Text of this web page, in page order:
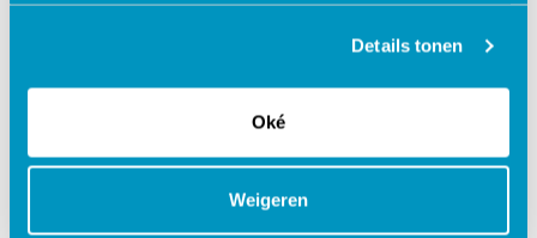
Details tonen
Oké
Weigeren